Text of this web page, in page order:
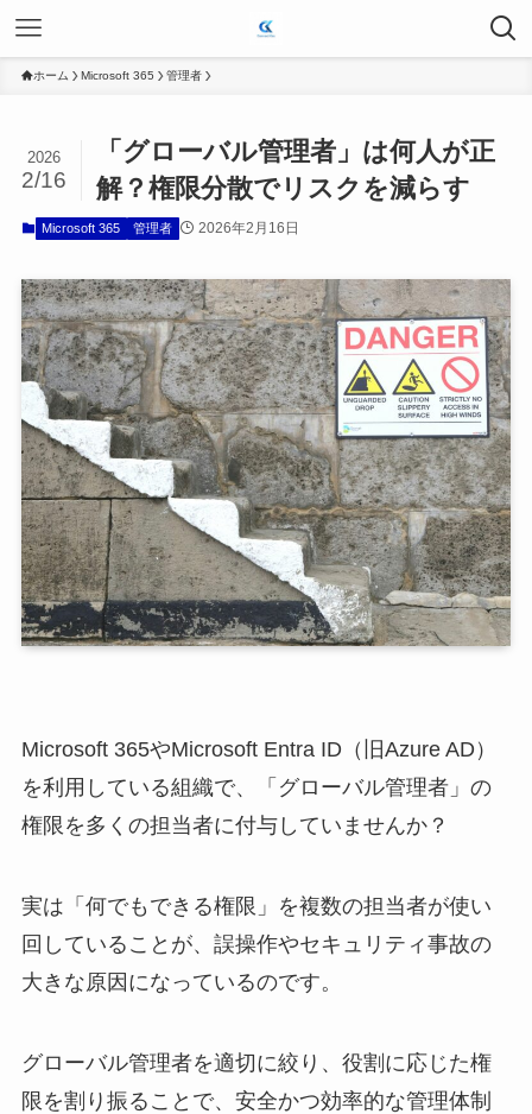
ホーム Microsoft 365 管理者
「グローバル管理者」は何人が正
解？権限分散でリスクを減らす
2026
2/16
Microsoft 365 管理者 2026年2月16日
Microsoft 365やMicrosoft Entra ID（旧Azure AD）
を利用している組織で、「グローバル管理者」の
権限を多くの担当者に付与していませんか？
実は「何でもできる権限」を複数の担当者が使い
回していることが、誤操作やセキュリティ事故の
大きな原因になっているのです。
グローバル管理者を適切に絞り、役割に応じた権
限を割り振ることで、安全かつ効率的な管理体制